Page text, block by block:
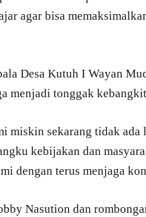
agar bisa
Desa Kutuh I Wayan
menjadi tonggak
miskin sekarang tidak
kebijakan dan
dengan terus menjaga
Nasution dan